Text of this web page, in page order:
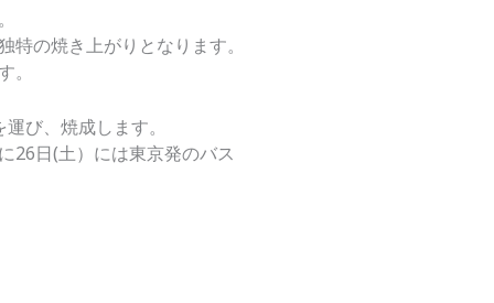
の焼き上がりとなります。
び、焼成します。
26日(土）には東京発のバス